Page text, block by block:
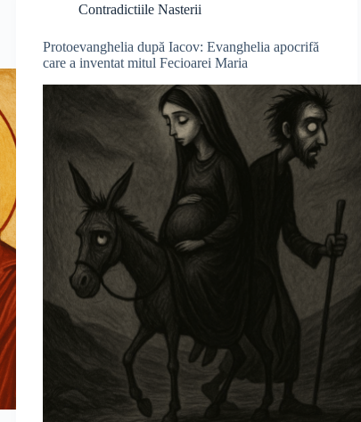
Contradictiile Nasterii
Protoevanghelia după Iacov: Evanghelia apocrifă
care a inventat mitul Fecioarei Maria